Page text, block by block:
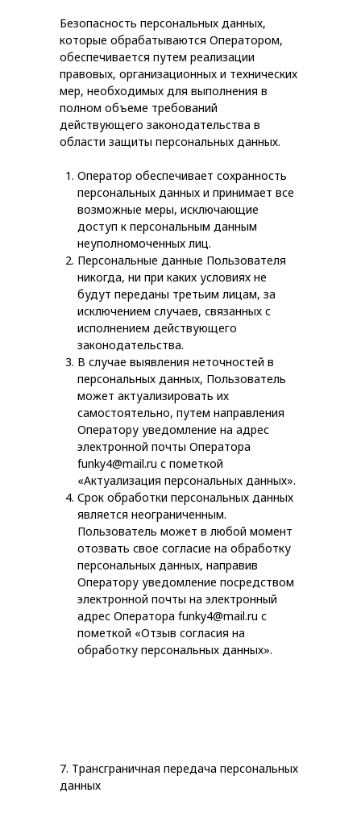
Безопасность персональных данных,
которые обрабатываются Оператором,
обеспечивается путем реализации
правовых, организационных и технических
мер, необходимых для выполнения в
полном объеме требований
действующего законодательства в
области защиты персональных данных.
Оператор обеспечивает сохранность
персональных данных и принимает все
возможные меры, исключающие
доступ к персональным данным
неуполномоченных лиц.
Персональные данные Пользователя
никогда, ни при каких условиях не
будут переданы третьим лицам, за
исключением случаев, связанных с
исполнением действующего
законодательства.
В случае выявления неточностей в
персональных данных, Пользователь
может актуализировать их
самостоятельно, путем направления
Оператору уведомление на адрес
электронной почты Оператора
funky4@mail.ru с пометкой
«Актуализация персональных данных».
Срок обработки персональных данных
является неограниченным.
Пользователь может в любой момент
отозвать свое согласие на обработку
персональных данных, направив
Оператору уведомление посредством
электронной почты на электронный
адрес Оператора funky4@mail.ru с
пометкой «Отзыв согласия на
обработку персональных данных».
7. Трансграничная передача персональных
данных
студия строительного
Дилеры
Акции
Услуги
Контакты
г. Уфа, ул. Большая Гражданская, 2Б
+7 347 277 75 57
Заказать звонок